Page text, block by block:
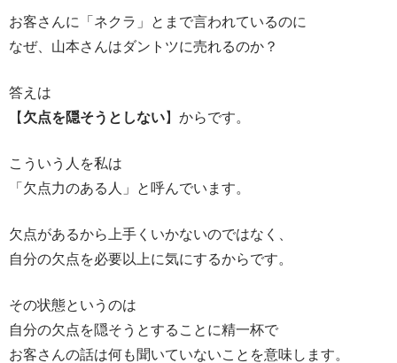
お客さんに「ネクラ」とまで言われているのに
なぜ、山本さんはダントツに売れるのか？
答えは
【欠点を隠そうとしない】からです。
こういう人を私は
「欠点力のある人」と呼んでいます。
欠点があるから上手くいかないのではなく、
自分の欠点を必要以上に気にするからです。
その状態というのは
自分の欠点を隠そうとすることに精一杯で
お客さんの話は何も聞いていないことを意味します。